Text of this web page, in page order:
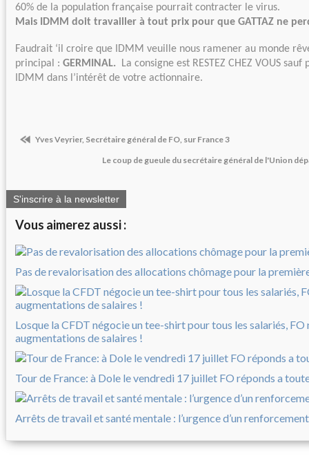
60% de la population française pourrait contracter le virus.
Mais IDMM doit travailler à tout prix pour que GATTAZ ne
Faudrait ‘il croire que IDMM veuille nous ramener au monde
principal : GERMINAL. La consigne est RESTEZ CHEZ VOUS
IDMM dans l’intérêt de votre actionnaire.
Yves Veyrier, Secrétaire général de FO, sur France 3
Le coup de gueule du secrétaire général de l'Union
S'inscrire à la newsletter
Vous aimerez aussi :
Pas de revalorisation des allocations chômage pour la
Losque la CFDT négocie un tee-shirt pour tous les salariés, FO
augmentations de salaires !
Tour de France: à Dole le vendredi 17 juillet FO réponds a
Arrêts de travail et santé mentale : l’urgence d’un